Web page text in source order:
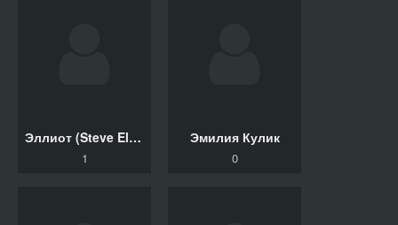
Эллиот (Steve Elliott) Стив, Телегина Татьяна
1
Эмилия Кулик
0